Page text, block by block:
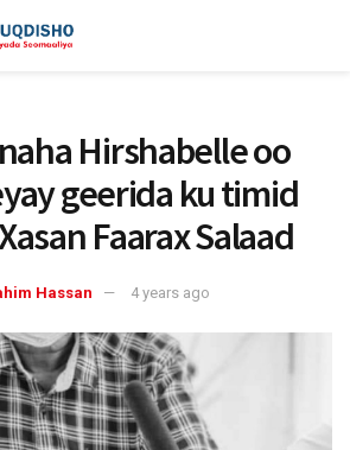
Hirshabelle oo
geerida ku timid
Faarax Salaad
Hassan 4 years ago